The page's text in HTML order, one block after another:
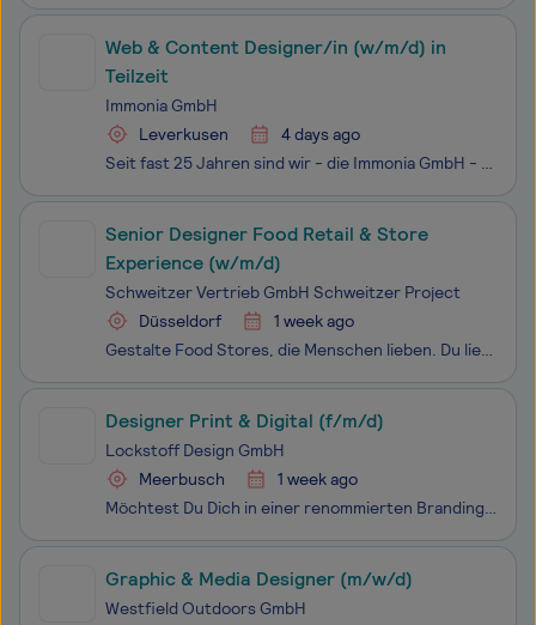
Web & Content Designer/in (w/m/d) in
Teilzeit
Immonia GmbH
Leverkusen
4 days ago
Seit fast 25 Jahren sind wir - die Immonia GmbH - als zuverlässiger und servicebewusster Internet-Dienstleister im Immobilienmarkt tätig. Mittlerweile betreuen wir über 700 Immobilienmakler-Webseiten in ganz Deutschland. Um den durch unser engagiertes Team erreichten Erfolg auch für die Zukunft zu
Senior Designer Food Retail & Store
Experience (w/m/d)
Schweitzer Vertrieb GmbH Schweitzer Project
Düsseldorf
1 week ago
Gestalte Food Stores, die Menschen lieben. Du liebst starke Marken, gutes Design und inspirierende Einkaufswelten? Dann entwickle mit uns die Supermärkte, Food-Halls, Convenience-Stores und Genusswelten von morgen. Gemeinsam schaffen wir Retail-Erlebnisse, die Menschen begeistern – vom ersten Eindru
Designer Print & Digital (f/m/d)
Lockstoff Design GmbH
Meerbusch
1 week ago
Möchtest Du Dich in einer renommierten Brandingagentur weiterentwickeln und interessante Brandingprojekte voranbringen? Falls Du Dich für gutes Markendesign, anspruchsvolle Printmedien, Websites und flankierende Social Media begeisterst, bist du bei uns genau richtig. Denn für unsere Kreation suchen
Graphic & Media Designer (m/w/d)
Westfield Outdoors GmbH